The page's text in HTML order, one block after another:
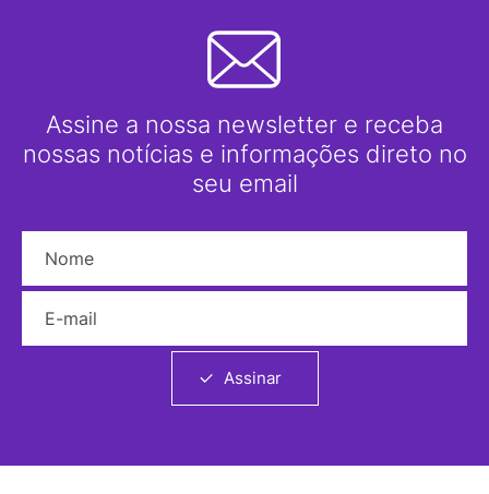
Assine a nossa newsletter e receba
nossas notícias e informações direto no
seu email
Assinar